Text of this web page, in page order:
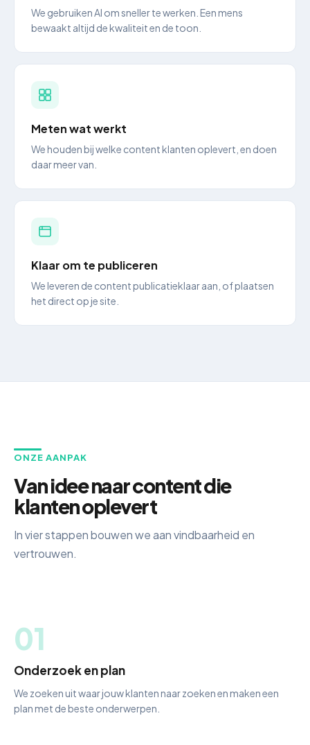
We gebruiken AI om sneller te werken. Een mens
bewaakt altijd de kwaliteit en de toon.
Meten wat werkt
We houden bij welke content klanten oplevert, en doen
daar meer van.
Klaar om te publiceren
We leveren de content publicatieklaar aan, of plaatsen
het direct op je site.
ONZE AANPAK
Van idee naar content die
klanten oplevert
In vier stappen bouwen we aan vindbaarheid en
vertrouwen.
01
Onderzoek en plan
We zoeken uit waar jouw klanten naar zoeken en maken een
plan met de beste onderwerpen.